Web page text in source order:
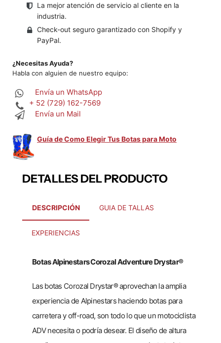
La mejor atención de servicio al cliente en la
industria.
Check-out seguro garantizado con Shopify y
PayPal.
¿Necesitas Ayuda?
Habla con alguien de nuestro equipo:
Envía un WhatsApp
+ 52 (729) 162-7569
Envía un Mail
Guía de Como Elegir Tus Botas para Moto
DETALLES DEL PRODUCTO
DESCRIPCIÓN GUIA DE TALLAS
EXPERIENCIAS
Botas Alpinestars Corozal Adventure Drystar®
Las botas Corozal Drystar® aprovechan la amplia
experiencia de Alpinestars haciendo botas para
carretera y off-road, son todo lo que un motociclista
ADV necesita o podría desear. El diseño de altura